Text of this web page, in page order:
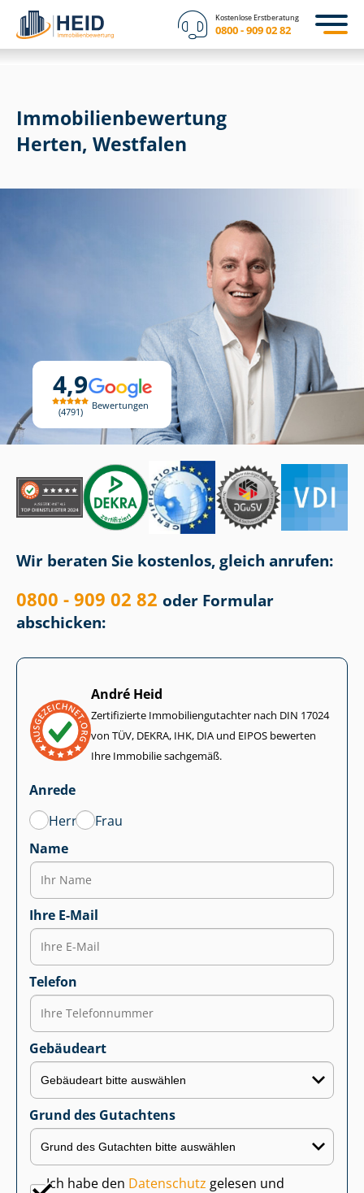
Kostenlose Erstberatung
0800 - 909 02 82
4,9
4791
Bewertungen
Immobilien­bewertung
Herten, Westfalen
Wir beraten Sie kostenlos, gleich anrufen:
0800 - 909 02 82 oder Formular
abschicken:
André Heid
Zertifizierte Im­mo­bi­li­en­gut­ach­ter nach DIN 17024
von TÜV, DEKRA, IHK, DIA und EIPOS bewerten
Ihre Immobilie sachgemäß.
Anrede
Herr
Frau
Name
Ihre E-Mail
Telefon
Gebäudeart
Grund des Gutachtens
Ich habe den Datenschutz gelesen und